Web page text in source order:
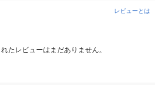
レビューとは
たレビューはまだありません。